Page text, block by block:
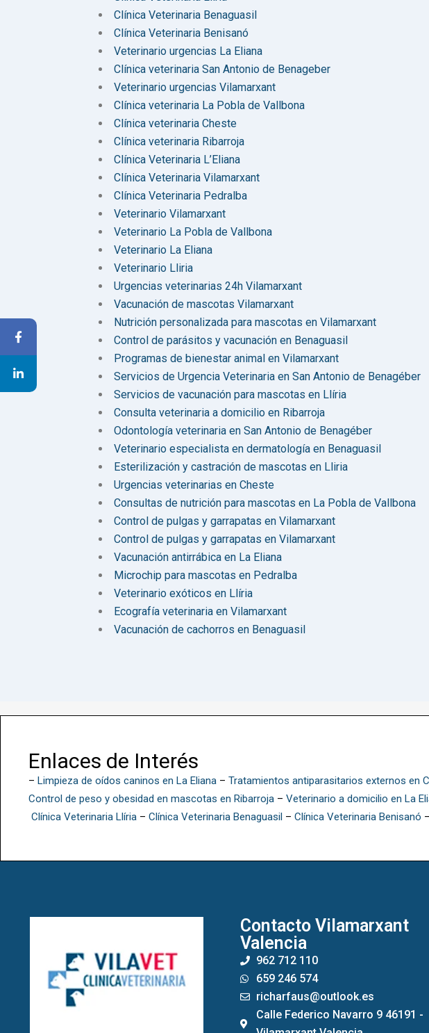
Clínica Veterinaria Benaguasil
Clínica Veterinaria Benisanó
Veterinario urgencias La Eliana
Clínica veterinaria San Antonio de Benageber
Veterinario urgencias Vilamarxant
Clínica veterinaria La Pobla de Vallbona
Clínica veterinaria Cheste
Clínica veterinaria Ribarroja
Clínica Veterinaria L’Eliana
Clínica Veterinaria Vilamarxant
Clínica Veterinaria Pedralba
Veterinario Vilamarxant
Veterinario La Pobla de Vallbona
Veterinario La Eliana
Veterinario Lliria
Urgencias veterinarias 24h Vilamarxant
Vacunación de mascotas Vilamarxant
Nutrición personalizada para mascotas en Vilamarxant
Control de parásitos y vacunación en Benaguasil
Programas de bienestar animal en Vilamarxant
Servicios de Urgencia Veterinaria en San Antonio de Benagéber
Servicios de vacunación para mascotas en Llíria
Consulta veterinaria a domicilio en Ribarroja
Odontología veterinaria en San Antonio de Benagéber
Veterinario especialista en dermatología en Benaguasil
Esterilización y castración de mascotas en Lliria
Urgencias veterinarias en Cheste
Consultas de nutrición para mascotas en La Pobla de Vallbona
Control de pulgas y garrapatas en Vilamarxant
Control de pulgas y garrapatas en Vilamarxant
Vacunación antirrábica en La Eliana
Microchip para mascotas en Pedralba
Veterinario exóticos en Llíria
Ecografía veterinaria en Vilamarxant
Vacunación de cachorros en Benaguasil
Enlaces de Interés
– Limpieza de oídos caninos en La Eliana – Tratamientos antiparasitarios externos en
Control de peso y obesidad en mascotas en Ribarroja – Veterinario a domicilio en La
Clínica Veterinaria Llíria – Clínica Veterinaria Benaguasil – Clínica Veterinaria Benisanó –
Contacto Vilamarxant
Valencia
962 712 110
659 246 574
richarfaus@outlook.es
Calle Federico Navarro 9 46191 -